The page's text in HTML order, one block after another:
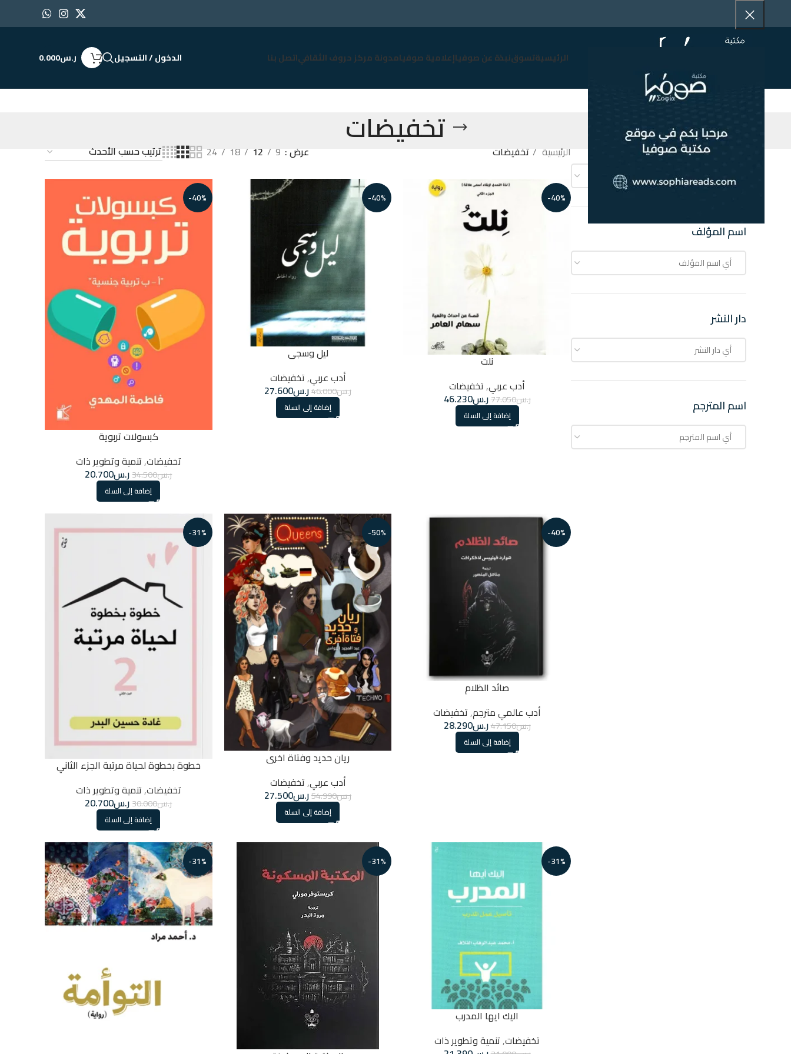
الرئيسيةتسوقنبذة عن صوفياإعلامية صوفيامدونة مركز حروف الثقافياتصل بنا الدخول / التسجيل ر.س0.000
تخفيضات التصنيف
تخفيضات
اسم المؤلف
أي ‏اسم المؤلف
دار النشر
أي ‏دار النشر
اسم المترجم
أي ‏اسم المترجم
الرئيسية تخفيضات عرض 9
12
18
24
-40%
نلت
أدب عربي,تخفيضات
ر.س77.050ر.س46.230
إضافة إلى السلة
-40%
ليل وسجى
أدب عربي,تخفيضات
ر.س46.000ر.س27.600
إضافة إلى السلة
-40%
كبسولات تربوية
تخفيضات,تنمية وتطوير ذات
ر.س34.500ر.س20.700
إضافة إلى السلة
-40%
صائد الظلام
أدب عالمي مترجم,تخفيضات
ر.س47.150ر.س28.290
إضافة إلى السلة
-50%
ريان حديد وفتاة اخرى
أدب عربي,تخفيضات
ر.س54.990ر.س27.500
إضافة إلى السلة
-31%
خطوة بخطوة لحياة مرتبة الجزء الثاني
تخفيضات,تنمية وتطوير ذات
ر.س30.000ر.س20.700
إضافة إلى السلة
-31%
اليك ايها المدرب
تخفيضات,تنمية وتطوير ذات
-31%
-31%